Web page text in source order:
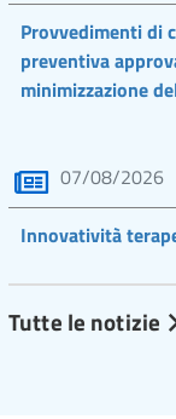
Provvedimenti di
preventiva
minimizzazione
07/08/2026
Innovatività
Tutte le notizie